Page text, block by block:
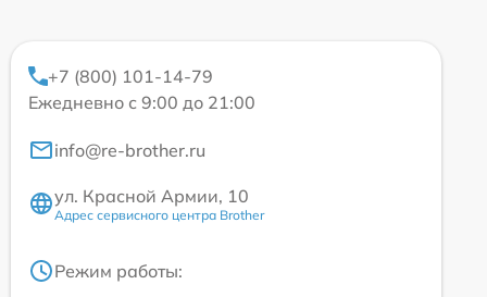
+7 (800) 101-14-79
Ежедневно с 9:00 до 21:00
info@re-brother.ru
ул. Красной Армии, 10
Адрес сервисного центра Brother
Режим работы: